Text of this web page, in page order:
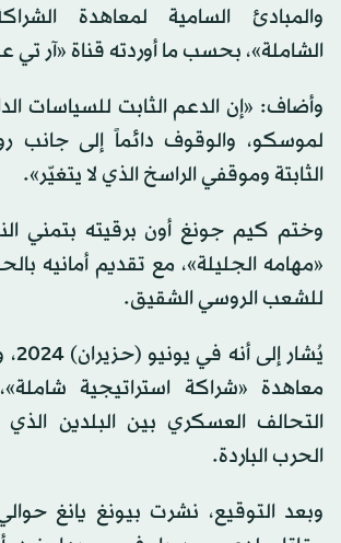
والمبادئ السامية لمعاهدة
الشاملة»، بحسب ما أوردته قناة «آر تي
وأضاف: «إن الدعم الثابت للسياسات
لموسكو، والوقوف دائماً إلى جانب
الثابتة وموقفي الراسخ الذي لا يتغيّر».
وختم كيم جونغ أون برقيته بتمني
«مهامه الجليلة»، مع تقديم أمانيه
للشعب الروسي الشقيق.
معاهدة «شراكة استراتيجية
التحالف العسكري بين البلدين
الحرب الباردة.